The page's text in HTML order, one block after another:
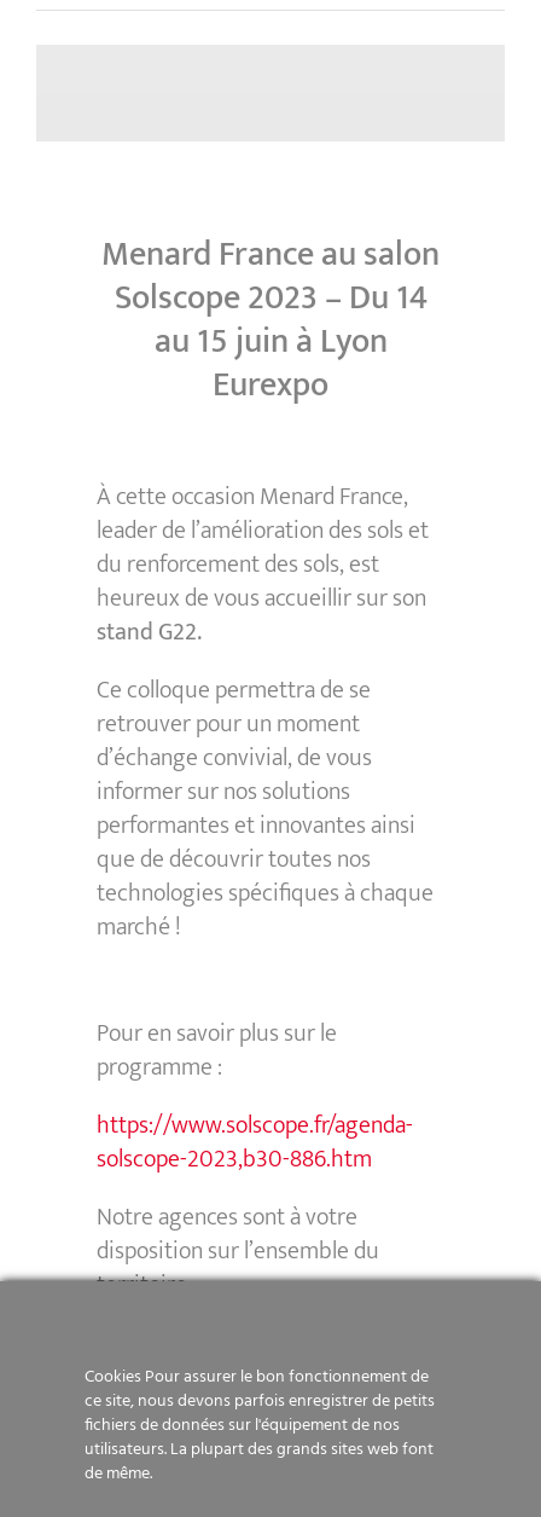
Menard France au salon
Solscope 2023 – Du 14
au 15 juin à Lyon
Eurexpo
À cette occasion Menard France,
leader de l’amélioration des sols et
du renforcement des sols, est
heureux de vous accueillir sur son
stand G22.
Ce colloque permettra de se
retrouver pour un moment
d’échange convivial, de vous
informer sur nos solutions
performantes et innovantes ainsi
que de découvrir toutes nos
technologies spécifiques à chaque
marché !
Pour en savoir plus sur le
programme :
https://www.solscope.fr/agenda-
solscope-2023,b30-886.htm
Notre agences sont à votre
disposition sur l’ensemble du
territoire :
nos-agences/
Cookies Pour assurer le bon fonctionnement de
ce site, nous devons parfois enregistrer de petits
fichiers de données sur l'équipement de nos
utilisateurs. La plupart des grands sites web font
de même.